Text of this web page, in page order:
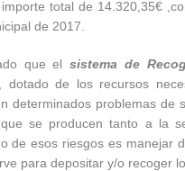
total de 14.320,35€
de 2017.
que elsistema de
dotado de los recursos
determinados problemas
se producen tanto a la
de esos riesgos es manejar
para depositar y/o recoger